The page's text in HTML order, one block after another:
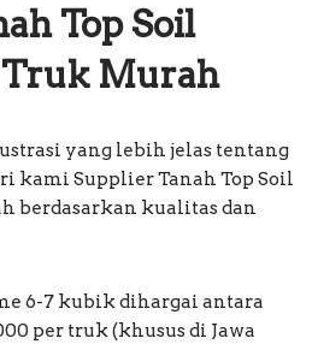
Top Soil
Truk Murah
yang lebih jelas tentang
kami Supplier Tanah Top Soil
berdasarkan kualitas dan
6-7 kubik dihargai antara
per truk (khusus di Jawa